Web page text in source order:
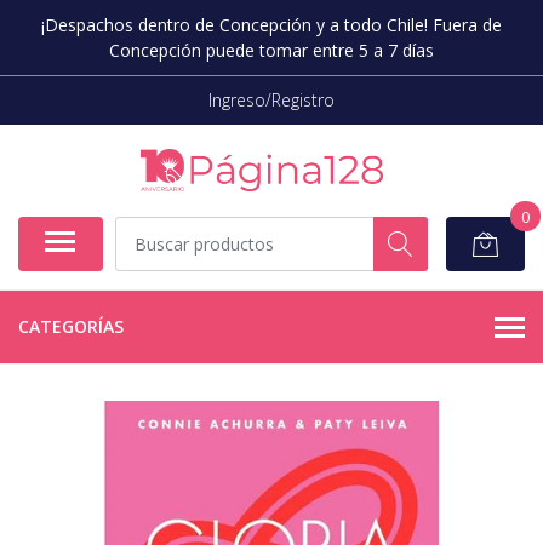
¡Despachos dentro de Concepción y a todo Chile! Fuera de
Concepción puede tomar entre 5 a 7 días
Ingreso/Registro
0
CATEGORÍAS